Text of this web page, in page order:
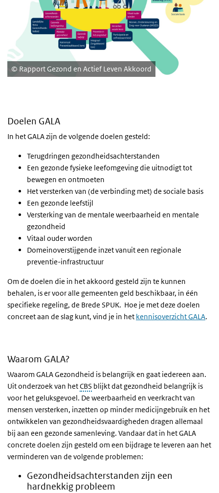
Rapport Gezond en Actief Leven Akkoord
Doelen GALA
In het GALA zijn de volgende doelen gesteld:
Terugdringen gezondheidsachterstanden
Een gezonde fysieke leefomgeving die uitnodigt tot
bewegen en ontmoeten
Het versterken van (de verbinding met) de sociale basis
Een gezonde leefstijl
Versterking van de mentale weerbaarheid en mentale
gezondheid
Vitaal ouder worden
Domeinoverstijgende inzet vanuit een regionale
preventie-infrastructuur
Om de doelen die in het akkoord gesteld zijn te kunnen
behalen, is er voor alle gemeenten geld beschikbaar, in één
specifieke regeling, de Brede SPUK. Hoe je met deze doelen
concreet aan de slag kunt, vind je in het kennisoverzicht GALA.
Waarom GALA?
Waarom GALA Gezondheid is belangrijk en gaat iedereen aan.
Uit onderzoek van hetCBS blijkt dat gezondheid belangrijk is
voor het geluksgevoel. De weerbaarheid en veerkracht van
mensen versterken, inzetten op minder medicijngebruik en het
ontwikkelen van gezondheidsvaardigheden dragen allemaal
bij aan een gezonde samenleving. Vandaar dat in het GALA
concrete doelen zijn gesteld om een bijdrage te leveren aan het
verminderen van de volgende problemen:
Gezondheidsachterstanden zijn een
hardnekkig probleem